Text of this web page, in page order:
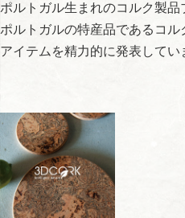
ポルトガル生まれのコルク製品
ポルトガルの特産品であるコ
アイテムを精力的に発表してい